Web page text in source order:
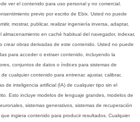
ver el contenido para uso personal y no comercial.
previo por escrito de Ebix. Usted no puede
mostrar, publicar, realizar ingeniería inversa, adaptar,
almacenamiento en caché habitual del navegador, indexar,
crear obras derivadas de este contenido. Usted no puede
para acceder o extraer contenido, incluyendo la
conjuntos de datos o índices para sistemas de
cualquier contenido para entrenar, ajustar, calibrar,
de inteligencia artificial (IA) de cualquier tipo sin el
Esto incluye modelos de lenguaje grandes, modelos de
sistemas generativos, sistemas de recuperación
ingiera contenido para producir resultados. Cualquier